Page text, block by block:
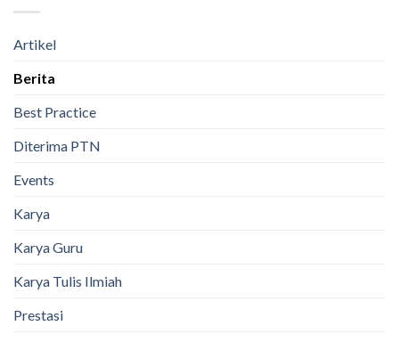
Artikel
Berita
Best Practice
Diterima PTN
Events
Karya
Karya Guru
Karya Tulis Ilmiah
Prestasi